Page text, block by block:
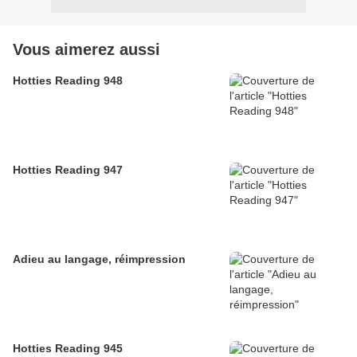
Vous aimerez aussi
Hotties Reading 948
Hotties Reading 947
Adieu au langage, réimpression
Hotties Reading 945